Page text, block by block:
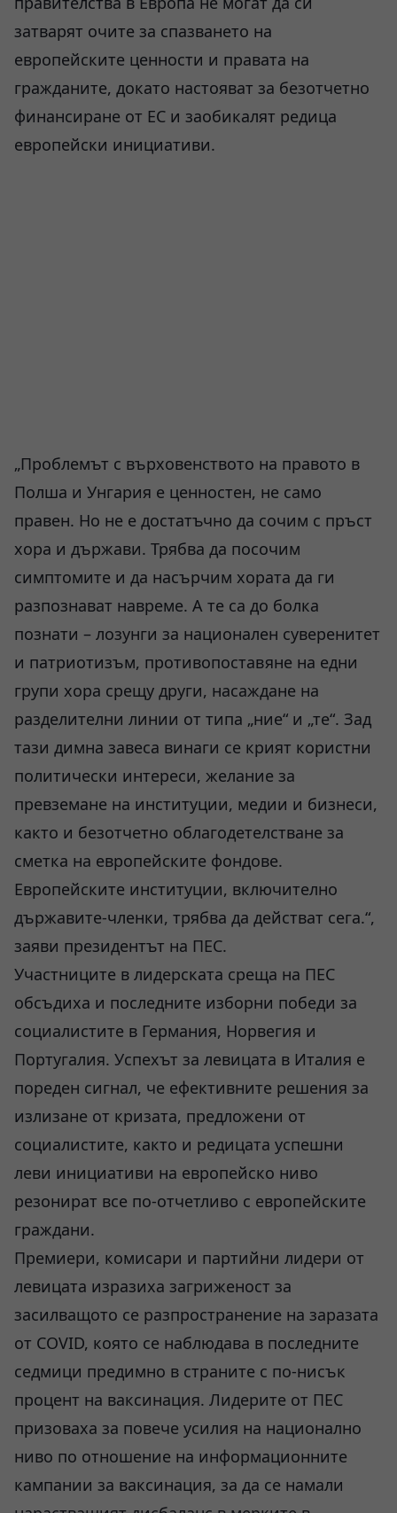
затварят очите за спазването на
европейските ценности и правата на
гражданите, докато настояват за безотчетно
финансиране от ЕС и заобикалят редица
европейски инициативи.
„Проблемът с върховенството на правото в
Полша и Унгария е ценностен, не само
правен. Но не е достатъчно да сочим с пръст
хора и държави. Трябва да посочим
симптомите и да насърчим хората да ги
разпознават навреме. А те са до болка
познати – лозунги за национален суверенитет
и патриотизъм, противопоставяне на едни
групи хора срещу други, насаждане на
разделителни линии от типа „ние“ и „те“. Зад
тази димна завеса винаги се крият користни
политически интереси, желание за
превземане на институции, медии и бизнеси,
както и безотчетно облагодетелстване за
сметка на европейските фондове.
Европейските институции, включително
държавите-членки, трябва да действат сега.“,
заяви президентът на ПЕС.
Участниците в лидерската среща на ПЕС
обсъдиха и последните изборни победи за
социалистите в Германия, Норвегия и
Португалия. Успехът за левицата в Италия е
пореден сигнал, че ефективните решения за
излизане от кризата, предложени от
социалистите, както и редицата успешни
леви инициативи на европейско ниво
резонират все по-отчетливо с европейските
граждани.
Премиери, комисари и партийни лидери от
левицата изразиха загриженост за
засилващото се разпространение на заразата
от COVID, която се наблюдава в последните
седмици предимно в страните с по-нисък
процент на ваксинация. Лидерите от ПЕС
призоваха за повече усилия на национално
ниво по отношение на информационните
кампании за ваксинация, за да се намали